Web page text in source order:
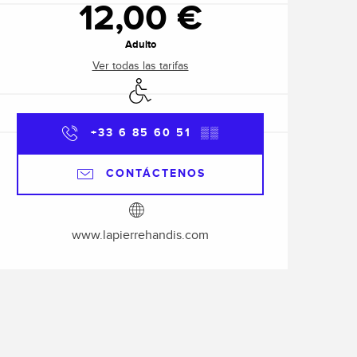
12,00 €
Adulto
Ver todas las tarifas
Acceso para minusválidos
+33 6 85 60 51 ▒▒
CONTÁCTENOS
www.lapierrehandis.com